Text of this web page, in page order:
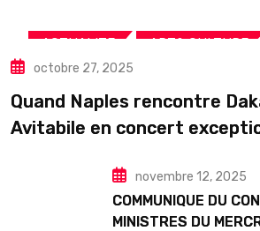
ACTUALITE ART& CULTURE
TOURISME
octobre 27, 2025
Quand Naples rencontre
Avitabile en concert
novembre 12, 2025
COMMUNIQUE DU
MINISTRES DU